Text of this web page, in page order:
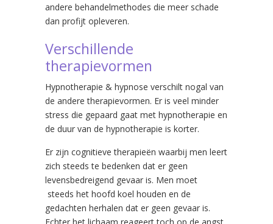
andere behandelmethodes die meer schade
dan profijt opleveren.
Verschillende
therapievormen
Hypnotherapie & hypnose verschilt nogal van
de andere therapievormen. Er is veel minder
stress die gepaard gaat met hypnotherapie en
de duur van de hypnotherapie is korter.
Er zijn cognitieve therapieën waarbij men leert
zich steeds te bedenken dat er geen
levensbedreigend gevaar is. Men moet
steeds het hoofd koel houden en de
gedachten herhalen dat er geen gevaar is.